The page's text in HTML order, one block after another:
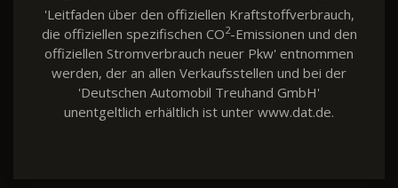
'Leitfaden über den offiziellen Kraftstoffverbrauch,
die offiziellen spezifischen CO2-Emissionen und den
offiziellen Stromverbrauch neuer Pkw' entnommen
werden, der an allen Verkaufsstellen und bei der
'Deutschen Automobil Treuhand GmbH'
unentgeltlich erhältlich ist unter www.dat.de.